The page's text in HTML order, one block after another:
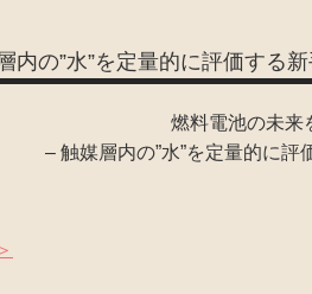
の”水”を定量的に評価する
燃料電池の未来
– 触媒層内の”水”を定量的に評